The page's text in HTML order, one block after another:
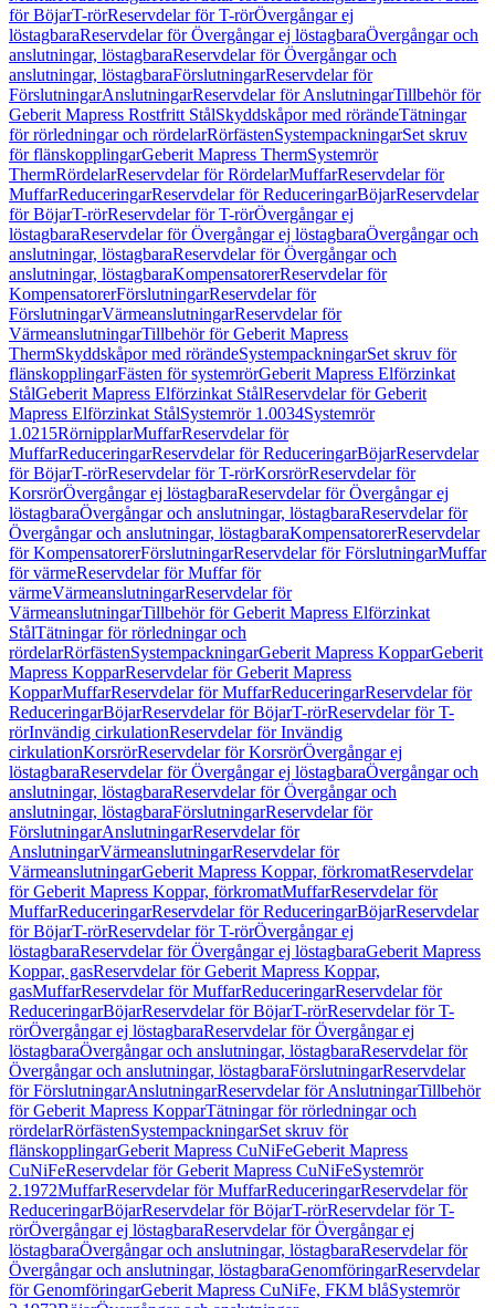
för BöjarT-rörReservdelar för T-rörÖvergångar ej
löstagbaraReservdelar för Övergångar ej löstagbaraÖvergångar och
anslutningar, löstagbaraReservdelar för Övergångar och
anslutningar, löstagbaraFörslutningarReservdelar för
FörslutningarAnslutningarReservdelar för AnslutningarTillbehör för
Geberit Mapress Rostfritt StålSkyddskåpor med rörändeTätningar
för rörledningar och rördelarRörfästenSystempackningarSet skruv
för flänskopplingarGeberit Mapress ThermSystemrör
ThermRördelarReservdelar för RördelarMuffarReservdelar för
MuffarReduceringarReservdelar för ReduceringarBöjarReservdelar
för BöjarT-rörReservdelar för T-rörÖvergångar ej
löstagbaraReservdelar för Övergångar ej löstagbaraÖvergångar och
anslutningar, löstagbaraReservdelar för Övergångar och
anslutningar, löstagbaraKompensatorerReservdelar för
KompensatorerFörslutningarReservdelar för
FörslutningarVärmeanslutningarReservdelar för
VärmeanslutningarTillbehör för Geberit Mapress
ThermSkyddskåpor med rörändeSystempackningarSet skruv för
flänskopplingarFästen för systemrörGeberit Mapress Elförzinkat
StålGeberit Mapress Elförzinkat StålReservdelar för Geberit
Mapress Elförzinkat StålSystemrör 1.0034Systemrör
1.0215RörnipplarMuffarReservdelar för
MuffarReduceringarReservdelar för ReduceringarBöjarReservdelar
för BöjarT-rörReservdelar för T-rörKorsrörReservdelar för
KorsrörÖvergångar ej löstagbaraReservdelar för Övergångar ej
löstagbaraÖvergångar och anslutningar, löstagbaraReservdelar för
Övergångar och anslutningar, löstagbaraKompensatorerReservdelar
för KompensatorerFörslutningarReservdelar för FörslutningarMuffar
för värmeReservdelar för Muffar för
värmeVärmeanslutningarReservdelar för
VärmeanslutningarTillbehör för Geberit Mapress Elförzinkat
StålTätningar för rörledningar och
rördelarRörfästenSystempackningarGeberit Mapress KopparGeberit
Mapress KopparReservdelar för Geberit Mapress
KopparMuffarReservdelar för MuffarReduceringarReservdelar för
ReduceringarBöjarReservdelar för BöjarT-rörReservdelar för T-
rörInvändig cirkulationReservdelar för Invändig
cirkulationKorsrörReservdelar för KorsrörÖvergångar ej
löstagbaraReservdelar för Övergångar ej löstagbaraÖvergångar och
anslutningar, löstagbaraReservdelar för Övergångar och
anslutningar, löstagbaraFörslutningarReservdelar för
FörslutningarAnslutningarReservdelar för
AnslutningarVärmeanslutningarReservdelar för
VärmeanslutningarGeberit Mapress Koppar, förkromatReservdelar
för Geberit Mapress Koppar, förkromatMuffarReservdelar för
MuffarReduceringarReservdelar för ReduceringarBöjarReservdelar
för BöjarT-rörReservdelar för T-rörÖvergångar ej
löstagbaraReservdelar för Övergångar ej löstagbaraGeberit Mapress
Koppar, gasReservdelar för Geberit Mapress Koppar,
gasMuffarReservdelar för MuffarReduceringarReservdelar för
ReduceringarBöjarReservdelar för BöjarT-rörReservdelar för T-
rörÖvergångar ej löstagbaraReservdelar för Övergångar ej
löstagbaraÖvergångar och anslutningar, löstagbaraReservdelar för
Övergångar och anslutningar, löstagbaraFörslutningarReservdelar
för FörslutningarAnslutningarReservdelar för AnslutningarTillbehör
för Geberit Mapress KopparTätningar för rörledningar och
rördelarRörfästenSystempackningarSet skruv för
flänskopplingarGeberit Mapress CuNiFeGeberit Mapress
CuNiFeReservdelar för Geberit Mapress CuNiFeSystemrör
2.1972MuffarReservdelar för MuffarReduceringarReservdelar för
ReduceringarBöjarReservdelar för BöjarT-rörReservdelar för T-
rörÖvergångar ej löstagbaraReservdelar för Övergångar ej
löstagbaraÖvergångar och anslutningar, löstagbaraReservdelar för
Övergångar och anslutningar, löstagbaraGenomföringarReservdelar
för GenomföringarGeberit Mapress CuNiFe, FKM blåSystemrör